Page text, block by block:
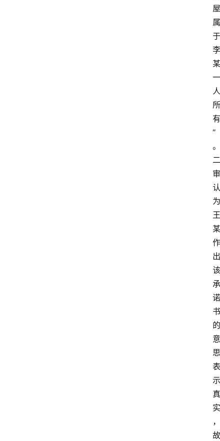
屋
属
于
李
某
一
人
所
有
”
。
二
审
认
为
王
某
作
出
该
承
诺
书
的
意
思
表
示
真
实
，
故